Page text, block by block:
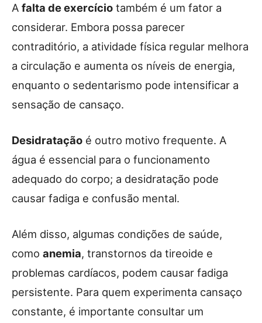
A falta de exercício também é um fator a
considerar. Embora possa parecer
contraditório, a atividade física regular melhora
a circulação e aumenta os níveis de energia,
enquanto o sedentarismo pode intensificar a
sensação de cansaço.
Desidratação é outro motivo frequente. A
água é essencial para o funcionamento
adequado do corpo; a desidratação pode
causar fadiga e confusão mental.
Além disso, algumas condições de saúde,
como anemia, transtornos da tireoide e
problemas cardíacos, podem causar fadiga
persistente. Para quem experimenta cansaço
constante, é importante consultar um